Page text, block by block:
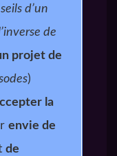
!
notre
d’un
de
projet de
)
la
envie de
de